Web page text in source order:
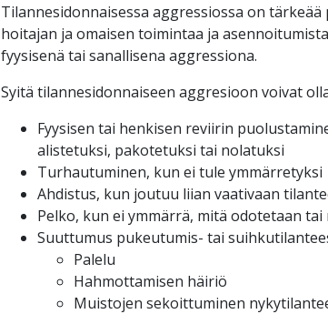
Tilannesidonnaisessa aggressiossa on
hoitajan ja omaisen toimintaa ja
fyysisenä tai sanallisena aggressiona.
Syitä tilannesidonnaiseen aggresioon voivat
Fyysisen tai henkisen reviirin
alistetuksi, pakotetuksi tai nolatuksi
Turhautuminen, kun ei tule ymmärretyksi
Ahdistus, kun joutuu liian vaativaan
Pelko, kun ei ymmärrä, mitä odotetaan
Suuttumus pukeutumis- tai
Palelu
Hahmottamisen häiriö
Muistojen sekoittuminen